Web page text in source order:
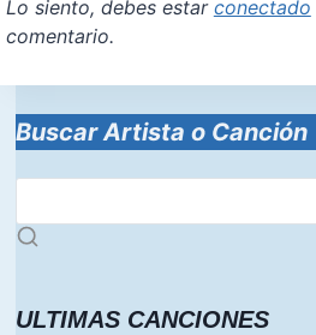
Lo siento, debes estar conectado
comentario.
Buscar Artista o Canción
ULTIMAS CANCIONES